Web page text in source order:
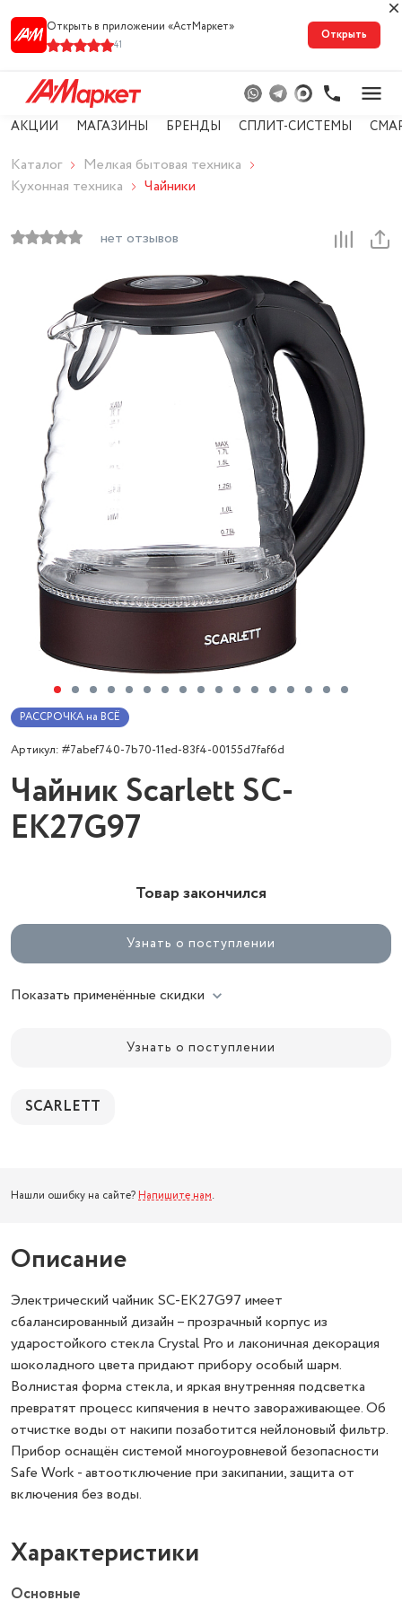
Открыть в приложении «АстМарке‪т‬»
41
Открыть
АКЦИИ МАГАЗИНЫ БРЕНДЫ СПЛИТ-СИСТЕМЫ
Каталог
Мелкая бытовая техника
Кухонная техника
Чайники
нет отзывов
РАССРОЧКА на ВСЁ
Артикул: #7abef740-7b70-11ed-83f4-00155d7faf6d
Чайник Scarlett SC-
EK27G97
Товар закончился
Узнать о поступлении
Показать применённые скидки
Узнать о поступлении
SCARLETT
Нашли ошибку на сайте? Напишите нам.
Описание
Электрический чайник SC-EK27G97 имеет
сбалансированный дизайн – прозрачный корпус из
ударостойкого стекла Crystal Pro и лаконичная декорация
шоколадного цвета придают прибору особый шарм.
Волнистая форма стекла, и яркая внутренняя подсветка
превратят процесс кипячения в нечто завораживающее. Об
отчистке воды от накипи позаботится нейлоновый фильтр.
Прибор оснащён системой многоуровневой безопасности
Safe Work - автоотключение при закипании, защита от
включения без воды.
Характеристики
Основные